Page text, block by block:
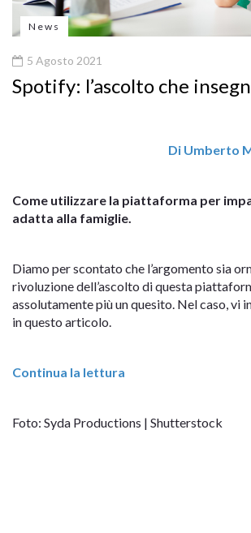
News
5 Agosto 2021
Spotify: l’ascolto che
Di Umberto
Come utilizzare la piattaforma per
adatta alla famiglie.
Diamo per scontato che l’argomento sia
rivoluzione dell’ascolto di questa
assolutamente più un quesito. Nel caso, vi
in questo articolo.
Continua la lettura
Foto: Syda Productions | Shutterstock